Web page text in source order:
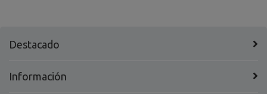
Destacado
Información